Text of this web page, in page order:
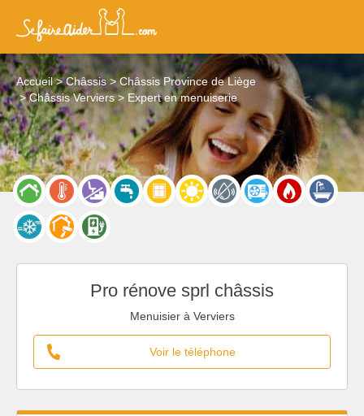
Accueil Châssis
Châssis Province de Liège
Châssis Verviers
Expert en menuiserie
Pro rénove sprl châssis
Menuisier à Verviers
Voir le téléphone